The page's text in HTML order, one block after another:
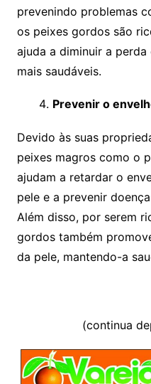
prevenindo problemas
os peixes gordos são
ajuda a diminuir a
mais saudáveis.
Prevenir o
Devido às suas
peixes magros como o
ajudam a retardar o
pele e a prevenir
Além disso, por serem
gordos também
da pele, mantendo-a
(continua